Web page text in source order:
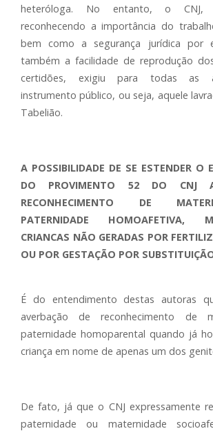
heteróloga. No entanto, o CNJ,
reconhecendo a importância do
bem como a segurança jurídica por
também a facilidade de reprodução
certidões, exigiu para todas as
instrumento público, ou seja, aquele
Tabelião.
A POSSIBILIDADE DE SE ESTENDER O
DO PROVIMENTO 52 DO CNJ
RECONHECIMENTO DE
PATERNIDADE HOMOAFETIVA,
CRIANCAS NÃO GERADAS POR
OU POR GESTAÇÃO POR
É do entendimento destas autoras
averbação de reconhecimento de
paternidade homoparental quando já
criança em nome de apenas um dos
De fato, já que o CNJ expressamente
paternidade ou maternidade